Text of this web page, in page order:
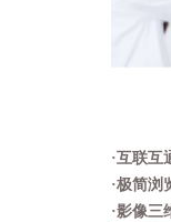
·互联互
·极简浏
·影像三